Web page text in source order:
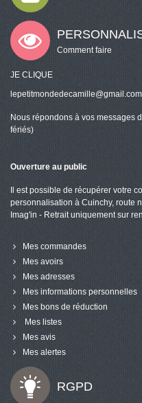
Comment faire
JE CLIQUE
RGPD
lepetitmondedecamille@gmail.com
Nous répondons à vos messages
fériés)
Ouverture au public
Il est possible de récupérer votre
personnalisation à Cuinchy, route
Imag'in - Retrait uniquement sur
Mes commandes
Mes avoirs
Mes adresses
Mes informations personnelles
Mes bons de réduction
Mes listes
Mes avis
Mes alertes